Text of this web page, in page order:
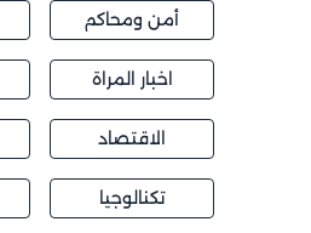
أمن ومحاكم
اخبار المراة
الاقتصاد
تكنالوجيا